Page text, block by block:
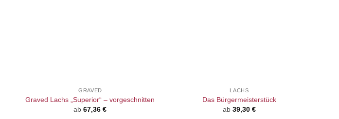
GRAVED
Graved Lachs „Superior“ – vorgeschnitten
ab67,36€
LACHS
Das Bürgermeisterstück
ab 39,30 €